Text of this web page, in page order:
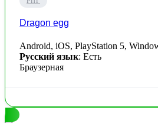
Dragon egg
Android, iOS, PlayStation 5,
Русский язык: Есть
Браузерная